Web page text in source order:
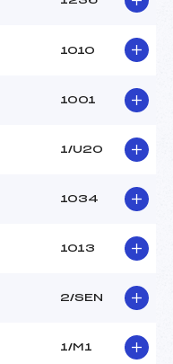
1010
1001
1/U20
1034
1013
2/SEN
1/M1